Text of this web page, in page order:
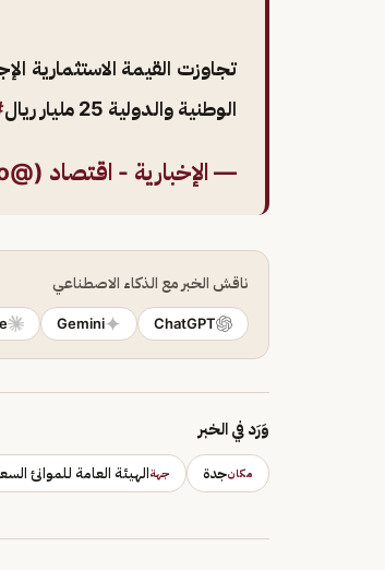
تجاوزت القيمة الاستثمارية
الوطنية والدولية 25 مليار ريال
— الإخبارية - اقتصاد (@ekhbariya_eco)
ناقش الخبر مع الذكاء الاصطناعي
ChatGPT
Gemini
وَرَد في الخبر
مكانجدة جهةالهيئة العامة للموانئ